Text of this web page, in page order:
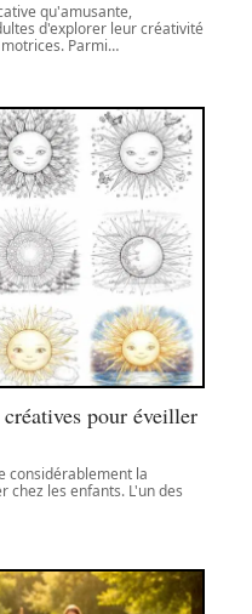
qu'amusante,
d'explorer leur créativité
Parmi…
pour éveiller
considérablement la
les enfants. L'un des